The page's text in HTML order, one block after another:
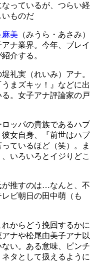
っているが、つらい経
いものだ
麻美 （みうら・あさみ）
ナ業界。今年、ブレイ
介する。
礼実（れいみ）アナ。
まズキッ！』などに出
。女子アナ評論家の戸
ロッパの貴族であるハプ
女自身、『前世はハプ
ているほど（笑）。ま
いろいろとイジりどこ
が推すのは…なんと、不
ビ朝日の田中萌（も
からどう挽回するかに
ナや松尾由美子アナ以
い。ある意味、ピンチ
タとして扱えるように